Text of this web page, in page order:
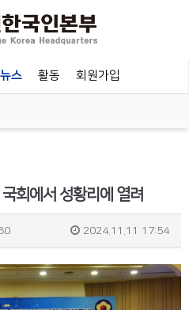
뉴스 활동 회원가입
회에서 성황리에 열려
2024.11.11 17:54